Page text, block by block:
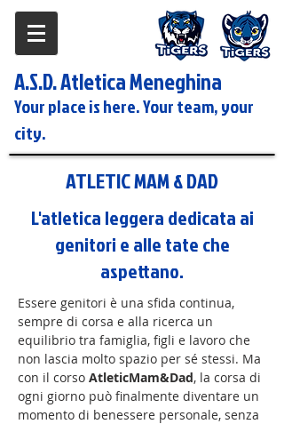
A.S.D. Atletica Meneghina
Your place is here. Your team, your
city.
ATLETIC MAM & DAD
L'atletica leggera dedicata ai
genitori e alle tate che
aspettano.
Essere genitori è una sfida continua,
sempre di corsa e alla ricerca un
equilibrio tra famiglia, figli e lavoro che
non lascia molto spazio per sé stessi. Ma
con il corso AtleticMam&Dad, la corsa di
ogni giorno può finalmente diventare un
momento di benessere personale, senza